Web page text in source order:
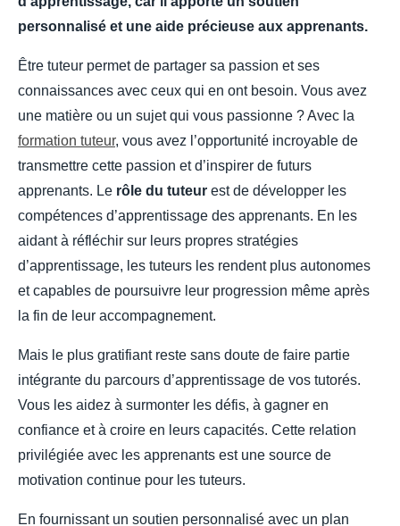
personnalisé et une aide précieuse aux apprenants.
Être tuteur permet de partager sa passion et ses
connaissances avec ceux qui en ont besoin. Vous avez
une matière ou un sujet qui vous passionne ? Avec la
formation tuteur, vous avez l’opportunité incroyable de
transmettre cette passion et d’inspirer de futurs
apprenants. Le rôle du tuteur est de développer les
compétences d’apprentissage des apprenants. En les
aidant à réfléchir sur leurs propres stratégies
d’apprentissage, les tuteurs les rendent plus autonomes
et capables de poursuivre leur progression même après
la fin de leur accompagnement.
Mais le plus gratifiant reste sans doute de faire partie
intégrante du parcours d’apprentissage de vos tutorés.
Vous les aidez à surmonter les défis, à gagner en
confiance et à croire en leurs capacités. Cette relation
privilégiée avec les apprenants est une source de
motivation continue pour les tuteurs.
En fournissant un soutien personnalisé avec un plan